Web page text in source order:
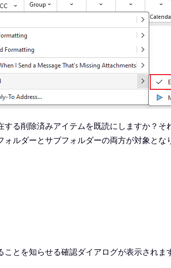
る削除済みアイテムを既読にしますか？
ルダーとサブフォルダーの両方が対象と
とを知らせる確認ダイアログが表示されま